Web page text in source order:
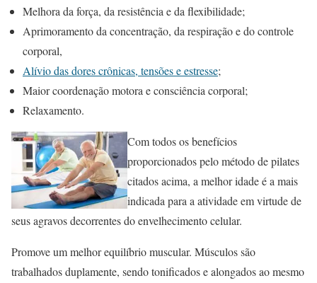
Melhora da força, da resistência e da flexibilidade;
Aprimoramento da concentração, da respiração e do controle
corporal,
Alívio das dores crônicas, tensões e estresse;
Maior coordenação motora e consciência corporal;
Relaxamento.
Com todos os benefícios
proporcionados pelo método de pilates
citados acima, a melhor idade é a mais
indicada para a atividade em virtude de
seus agravos decorrentes do envelhecimento celular.
Promove um melhor equilíbrio muscular. Músculos são
trabalhados duplamente, sendo tonificados e alongados ao mesmo